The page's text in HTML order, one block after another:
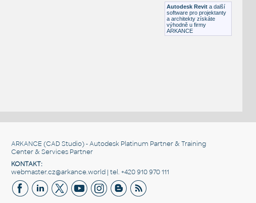
Autodesk Revit a další
software pro projektanty
a architekty získáte
výhodně u firmy
ARKANCE
ARKANCE (CAD Studio) - Autodesk Platinum Partner & Training
Center & Services Partner
KONTAKT:
webmaster.cz@arkance.world | tel. +420 910 970 111